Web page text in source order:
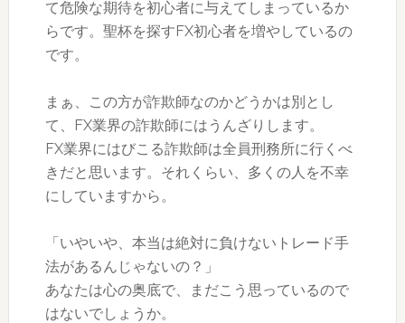
て危険な期待を初心者に与えてしまっているか
らです。聖杯を探すFX初心者を増やしているの
です。
まぁ、この方が詐欺師なのかどうかは別とし
て、FX業界の詐欺師にはうんざりします。
FX業界にはびこる詐欺師は全員刑務所に行くべ
きだと思います。それくらい、多くの人を不幸
にしていますから。
「いやいや、本当は絶対に負けないトレード手
法があるんじゃないの？」
あなたは心の奥底で、まだこう思っているので
はないでしょうか。